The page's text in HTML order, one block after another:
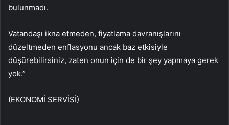
bulunmadı.
Vatandaşı ikna etmeden, fiyatlama davranışlarını
düzeltmeden enflasyonu ancak baz etkisiyle
düşürebilirsiniz, zaten onun için de bir şey yapmaya gerek
yok.”
(EKONOMİ SERVİSİ)